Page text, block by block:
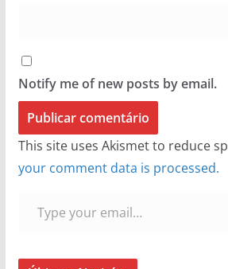
Notify me of new posts by email.
This site uses Akismet to reduce
your comment data is processed.